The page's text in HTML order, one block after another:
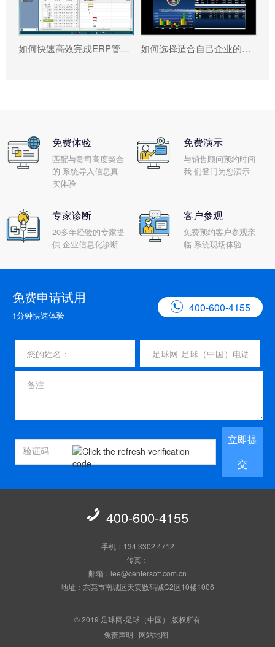
如何快速高效完成ERP管理系统配置? 如何选择适合自己企业的ERP软件?
免费体验
匹配与贵司高度契合
的 系统导入信息真
实体验
免费演示
与销售顾问预约时间
我 们登门为您演示
专家诊断
20多年经验的专家提
供 企业信息化诊断
客户参观
免费预约客户参观亲
临 系统现场体验
免费申请试用
1分钟快速体验
 400-600-4155
立即提
交
 400-600-4155
手机：134 3302 4712
传真：
邮箱：lee@centersoft.com.cn
地址：东莞市南城区天安数码城C2区10楼1006
© 2019 足球网-足球（中国） 版权所有
免责声明
网站地图